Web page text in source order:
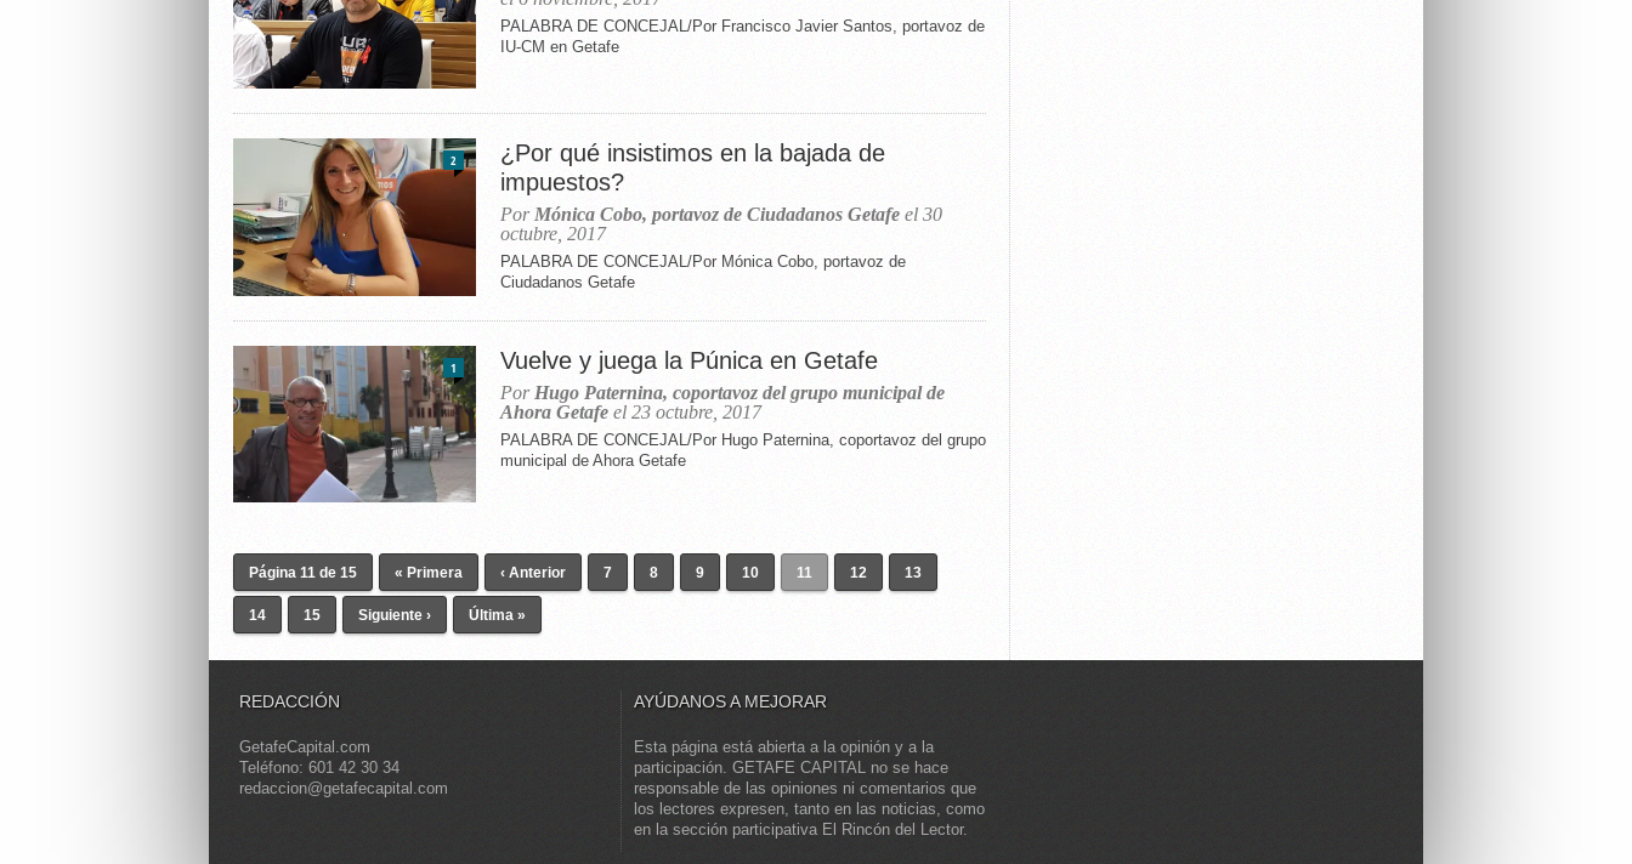
PALABRA DE CONCEJAL/Por Francisco Javier Santos, portavoz de
IU-CM en Getafe
2
¿Por qué insistimos en la bajada de
impuestos?
Por Mónica Cobo, portavoz de Ciudadanos Getafe el 30
octubre, 2017
PALABRA DE CONCEJAL/Por Mónica Cobo, portavoz de
Ciudadanos Getafe
1 Vuelve y juega la Púnica en Getafe
Por Hugo Paternina, coportavoz del grupo municipal de
Ahora Getafe el 23 octubre, 2017
PALABRA DE CONCEJAL/Por Hugo Paternina, coportavoz del grupo
municipal de Ahora Getafe
Página 11 de 15 « Primera ‹ Anterior 7 8 9 10 11 12 13
14 15 Siguiente › Última »
REDACCIÓN
GetafeCapital.com
Teléfono: 601 42 30 34
redaccion@getafecapital.com
AYÚDANOS A MEJORAR
Esta página está abierta a la opinión y a la
participación. GETAFE CAPITAL no se hace
responsable de las opiniones ni comentarios que
los lectores expresen, tanto en las noticias, como
en la sección participativa El Rincón del Lector.